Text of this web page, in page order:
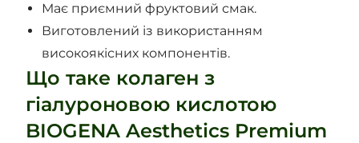
Має приємний фруктовий смак.
Виготовлений із використанням
високоякісних компонентів.
Що таке колаген з
гіалуроновою кислотою
BIOGENA Aesthetics Premium